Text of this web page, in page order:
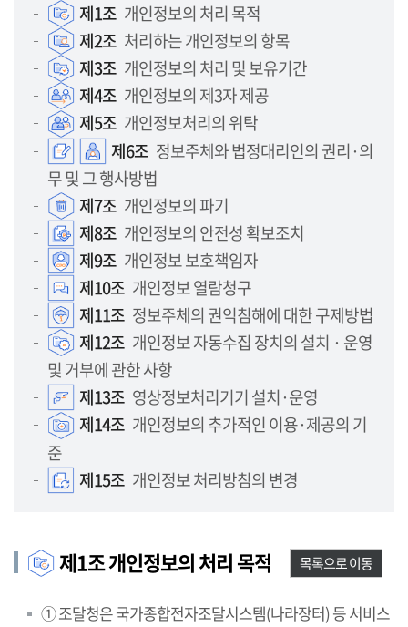
제1조 개인정보의 처리 목적
제2조 처리하는 개인정보의 항목
제3조 개인정보의 처리 및 보유기간
제4조 개인정보의 제3자 제공
제5조 개인정보처리의 위탁
제6조 정보주체와 법정대리인의 권리·의
무 및 그 행사방법
제7조 개인정보의 파기
제8조 개인정보의 안전성 확보조치
제9조 개인정보 보호책임자
제10조 개인정보 열람청구
제11조 정보주체의 권익침해에 대한 구제방법
제12조 개인정보 자동수집 장치의 설치 · 운영
및 거부에 관한 사항
제13조 영상정보처리기기 설치·운영
제14조 개인정보의 추가적인 이용·제공의 기
준
제15조 개인정보 처리방침의 변경
제1조 개인정보의 처리 목적 목록으로 이동
① 조달청은 국가종합전자조달시스템(나라장터) 등 서비스